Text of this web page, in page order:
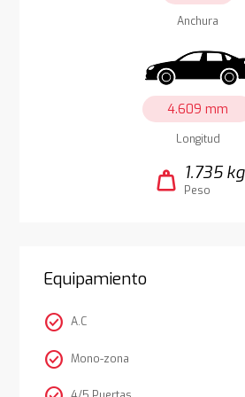
Anchura
4.609 mm
Longitud
weight 1.735 kg
Peso
Equipamiento
check_circle A.C
check_circle Mono-zona